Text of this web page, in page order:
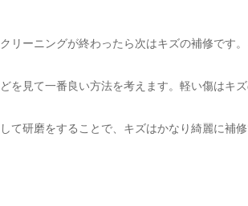
クリーニングが終わったら次はキズの補修です
どを見て一番良い方法を考えます。軽い傷はキ
して研磨をすることで、キズはかなり綺麗に補